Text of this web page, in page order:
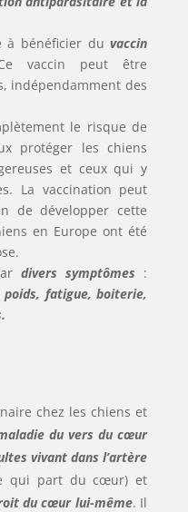
à bénéficier duvaccin
vaccin peut être
indépendamment des
le risque de
protéger les chiens
et ceux qui y
La vaccination peut
de développer cette
en Europe ont été
divers symptômes :
fatigue, boiterie,
chez les chiens et
du vers du cœur
vivant dans l’artère
qui part du cœur) et
du cœur lui-même. Il